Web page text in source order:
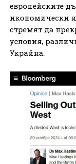
европейските
икономически
стремят да
условия,
Украйна.